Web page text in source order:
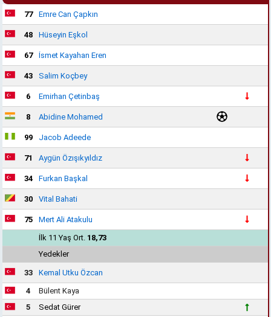
77 Emre Can Çapkın
48 Hüseyin Eşkol
67 İsmet Kayahan Eren
43 Salim Koçbey
6 Emirhan Çetinbaş
8 Abidine Mohamed
99 Jacob Adeede
71 Aygün Özışıkyıldız
34 Furkan Başkal
30 Vital Bahati
75
Mert Ali Atakulu
İlk 11 Yaş Ort. 18,73
Yedekler
33
Kemal Utku Özcan
4
Bülent Kaya
5
Sedat Gürer